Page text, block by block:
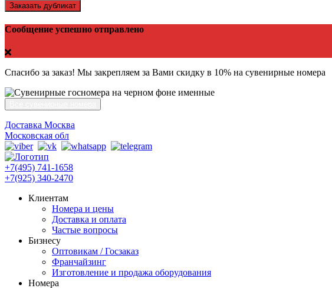
Заказать дубликат
Сообщение успешно отправлено
Спасибо за заказ! Мы закрепляем за Вами скидку в 10% на сувенирные номера
Доставка Москва
Московская обл
+7(495) 741-1658
+7(925) 340-2470
Клиентам
Номера и цены
Доставка и оплата
Частые вопросы
Бизнесу
Оптовикам / Госзаказ
Франчайзинг
Изготовление и продажа оборудования
Номера